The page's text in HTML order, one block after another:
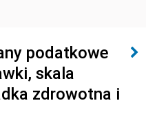
podatkowe
skala
zdrowotna i